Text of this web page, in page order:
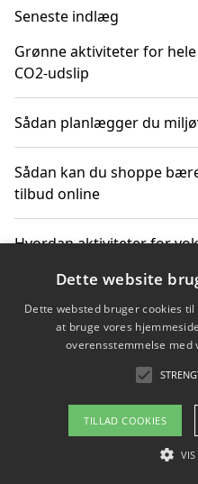
Seneste indlæg
Grønne aktiviteter for
CO2-udslip
Sådan planlægger du
Sådan kan du shoppe
tilbud online
Hvordan aktiviteter for
Sådan planlægger du
reduktion
Copyright
Om / kontakt
Dette website
Dette websted bruger cookies
at bruge vores
overensstemmelse med
TILLAD COOKIES
VIS